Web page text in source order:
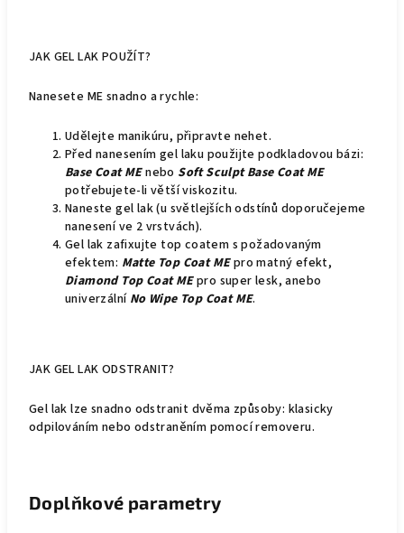
JAK GEL LAK POUŽÍT?
Nanesete ME snadno a rychle:
Udělejte manikúru, připravte nehet.
Před nanesením gel laku použijte podkladovou bázi:
Base Coat MEnebo Soft Sculpt Base Coat ME
potřebujete-li větší viskozitu.
Naneste gel lak (u světlejších odstínů doporučejeme
nanesení ve 2 vrstvách).
Gel lak zafixujte top coatem s požadovaným
efektem: Matte Top Coat MEpro matný efekt,
Diamond Top Coat MEpro super lesk, anebo
univerzální No Wipe Top Coat ME.
JAK GEL LAK ODSTRANIT?
Gel lak lze snadno odstranit dvěma způsoby: klasicky
odpilováním nebo odstraněním pomocí removeru.
Doplňkové parametry